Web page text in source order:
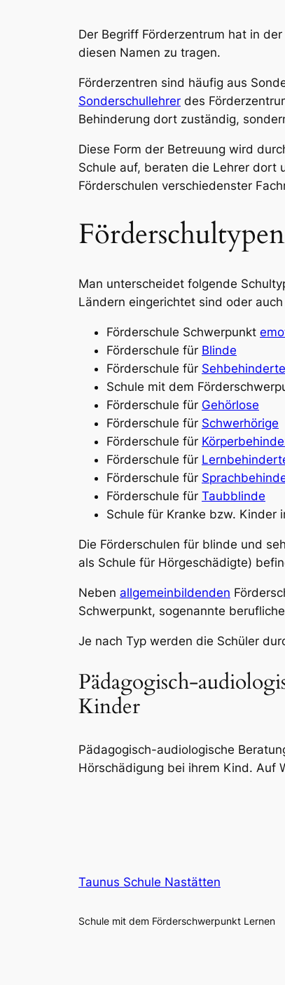
Der Begriff Förderzentrum hat in
diesen Namen zu tragen.
Förderzentren sind häufig aus
Sonderschullehrer des
Behinderung dort zuständig,
Diese Form der Betreuung wird
Schule auf, beraten die Lehrer dort
Förderschulen verschiedenster
Man unterscheidet folgende
Ländern eingerichtet sind oder
Förderschule Schwerpunkt
Förderschule für Blinde
Förderschule für Sehbehinderte
Schule mit dem
Förderschule für Gehörlose
Förderschule für Schwerhörige
Förderschule für
Förderschule für
Förderschule für
Förderschule für Taubblinde
Schule für Kranke bzw. Kinder
Die Förderschulen für blinde und
als Schule für Hörgeschädigte)
Neben allgemeinbildenden
Schwerpunkt, sogenannte
Je nach Typ werden die Schüler
Pädagogisch-
Kinder
Pädagogisch-audiologische
Hörschädigung bei ihrem Kind. Auf
Taunus Schule Nastätten
Schule mit dem Förderschwerpunkt Lernen